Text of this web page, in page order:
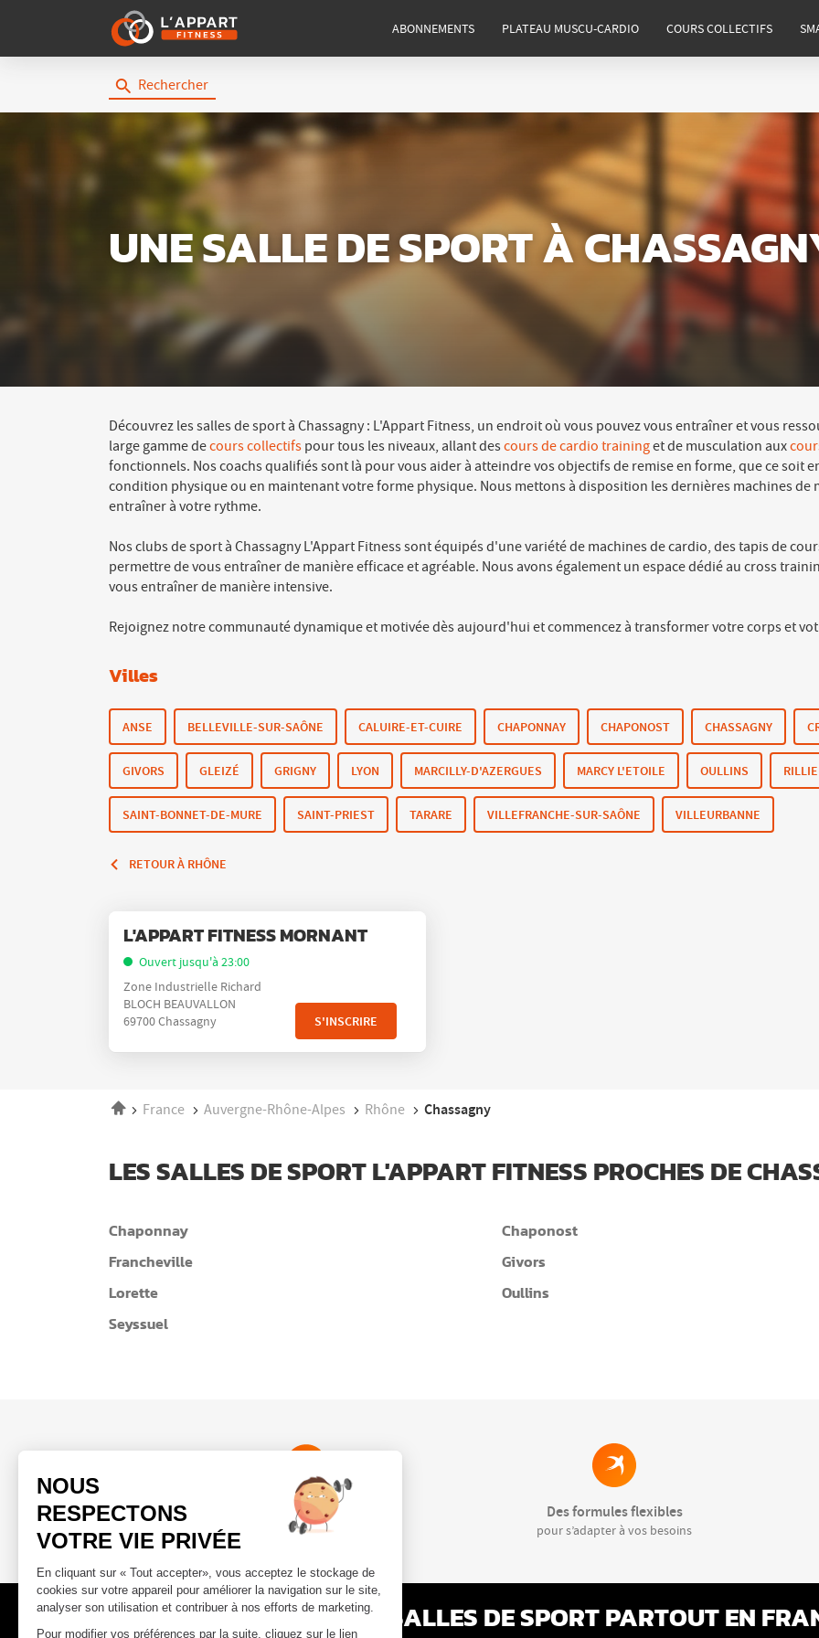
ABONNEMENTS PLATEAU MUSCU-CARDIO COURS COLLECTIFS
Rechercher
UNE SALLE DE SPORTÀ
Découvrez les salles de sport à Chassagny : L'Appart Fitness, un endroit où vous pouvez vous entraîner et vous
large gamme decours collectifs pour tous les niveaux, allant descours de cardio traininget de musculation aux
fonctionnels. Nos coachs qualifiés sont là pour vous aider à atteindre vos objectifs de remise en forme, que ce soit
condition physique ou en maintenant votre forme physique. Nous mettons à disposition les dernières machines
entraîner à votre rythme.
Nos clubs de sport à Chassagny L'Appart Fitness sont équipés d'une variété de machines de cardio, des tapis de
permettre de vous entraîner de manière efficace et agréable. Nous avons également un espace dédié au cross
vous entraîner de manière intensive.
Rejoignez notre communauté dynamique et motivée dès aujourd'hui et commencez à transformer votre corps et
Villes
ANSE BELLEVILLE-SUR-SAÔNE CALUIRE-ET-CUIRE CHAPONNAY CHAPONOST CHASSAGNY
GIVORS GLEIZÉ GRIGNY LYON MARCILLY-D'AZERGUES MARCY L'ETOILE OULLINS
SAINT-BONNET-DE-MURE SAINT-PRIEST TARARE VILLEFRANCHE-SUR-SAÔNE VILLEURBANNE
RETOUR À RHÔNE
sur
touche
ENTRÉE
pour
amples
Point
de
:
L'APPART FITNESS MORNANT
Ouvert jusqu'à 23:00
Zone Industrielle Richard
BLOCH BEAUVALLON
69700 Chassagny
S'INSCRIRE
AccueilFrance Auvergne-Rhône-Alpes Rhône Chassagny
LES SALLES DE SPORT L'APPART FITNESS PROCHES DE
Chaponnay Chaponost
Francheville Givors
Lorette Oullins
Seyssuel
Une carte multi-clubs
Accès à 110 clubs
Des formules flexibles
pour s’adapter à vos besoins
L’APPART FITNESS, DES SALLES DE SPORT PARTOUT EN